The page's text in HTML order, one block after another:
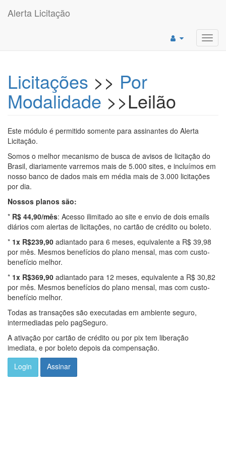
Alerta Licitação
Licitações >> Por
Modalidade >>Leilão
Este módulo é permitido somente para assinantes do Alerta
Licitação.
Somos o melhor mecanismo de busca de avisos de licitação do
Brasil, diariamente varremos mais de 5.000 sites, e incluímos em
nosso banco de dados mais em média mais de 3.000 licitações
por dia.
Nossos planos são:
* R$ 44,90/mês: Acesso ilimitado ao site e envio de dois emails
diários com alertas de licitações, no cartão de crédito ou boleto.
* 1x R$239,90 adiantado para 6 meses, equivalente a R$ 39,98
por mês. Mesmos benefícios do plano mensal, mas com custo-
benefício melhor.
* 1x R$369,90 adiantado para 12 meses, equivalente a R$ 30,82
por mês. Mesmos benefícios do plano mensal, mas com custo-
benefício melhor.
Todas as transações são executadas em ambiente seguro,
intermediadas pelo pagSeguro.
A ativação por cartão de crédito ou por pix tem liberação
imediata, e por boleto depois da compensação.
Login
Assinar